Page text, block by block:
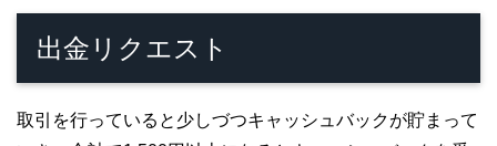
出金リクエスト
取引を行っていると少しづつキャッシュバックが貯まって